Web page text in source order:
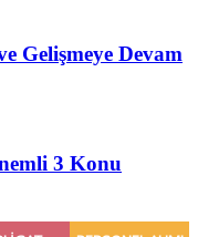
Gelişmeye Devam
3 Konu